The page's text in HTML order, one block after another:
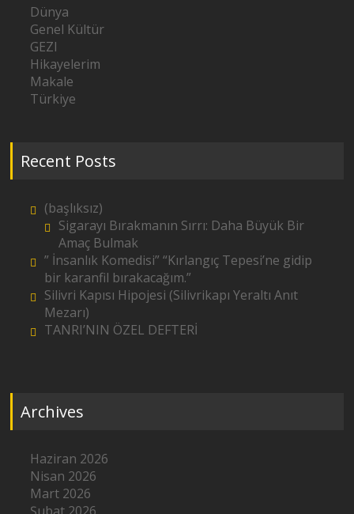
Dünya
Genel Kültür
GEZI
Hikayelerim
Makale
Türkiye
Recent Posts
(başlıksız)
Sigarayı Bırakmanın Sırrı: Daha Büyük Bir
Amaç Bulmak
” İnsanlık Komedisi” “Kırlangıç Tepesi’ne gidip
bir karanfil bırakacağım.”
Silivri Kapısı Hipojesi (Silivrikapı Yeraltı Anıt
Mezarı)
TANRI’NIN ÖZEL DEFTERİ
Archives
Haziran 2026
Nisan 2026
Mart 2026